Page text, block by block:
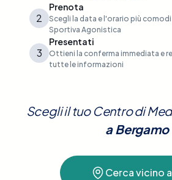
2
Prenota
Scegli la data e l'orario più
Sportiva Agonistica
3
Presentati
Ottieni la conferma immediata e
tutte le informazioni
Scegli il tuo Centro di
aBergamo
Cerca vicino